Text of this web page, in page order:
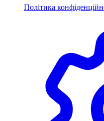
Політика